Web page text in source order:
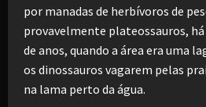
por manadas de herbívoros de
provavelmente plateossauros,
de anos, quando a área era uma
os dinossauros vagarem pelas
na lama perto da água.